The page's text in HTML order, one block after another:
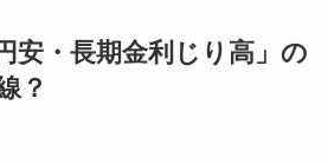
安・長期金利じり高」の
？